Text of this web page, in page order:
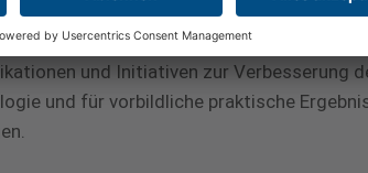
Technik, Biologie und Medizinischer
Arbeiten (incl.
und Initiativen zur Verbesserung
und für vorbildliche praktische